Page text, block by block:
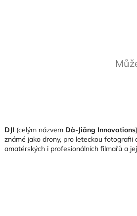
DJI (celým názvem Dà-Jiāng Innovations
známé jako drony, pro leteckou fotografii
amatérských i profesionálních filmařů a